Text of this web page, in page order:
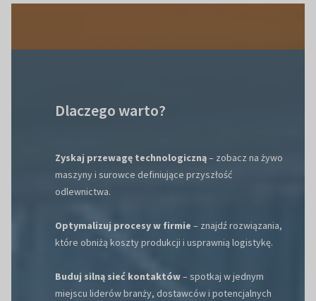
Dlaczego warto?
Zyskaj przewagę technologiczną– zobacz na żywo
maszyny i surowce definiujące przyszłość
odlewnictwa.
Optymalizuj procesy w firmie – znajdź rozwiązania,
które obniżą koszty produkcji i usprawnią logistykę.
Buduj silną sieć kontaktów– spotkaj w jednym
miejscu liderów branży, dostawców i potencjalnych